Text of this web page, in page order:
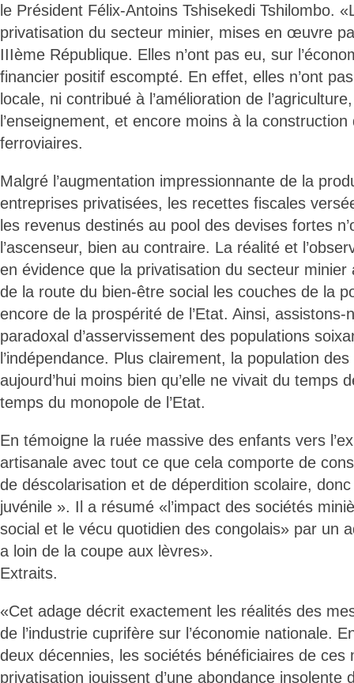
le Président Félix-Antoins Tshisekedi Tshilombo.
privatisation du secteur minier, mises en œuvre
IIIème République. Elles n’ont pas eu, sur
financier positif escompté. En effet, elles n’ont
locale, ni contribué à l’amélioration de
l’enseignement, et encore moins à la
ferroviaires.
Malgré l’augmentation impressionnante de la
entreprises privatisées, les recettes fiscales
les revenus destinés au pool des devises fortes
l’ascenseur, bien au contraire. La réalité et
en évidence que la privatisation du secteur minier
de la route du bien-être social les couches de la
encore de la prospérité de l’Etat. Ainsi,
paradoxal d’asservissement des populations
l’indépendance. Plus clairement, la population
aujourd’hui moins bien qu’elle ne vivait du temps
temps du monopole de l’Etat.
En témoigne la ruée massive des enfants vers
artisanale avec tout ce que cela comporte de
de déscolarisation et de déperdition scolaire,
juvénile ». Il a résumé «l’impact des sociétés
social et le vécu quotidien des congolais» par un
a loin de la coupe aux lèvres».
Extraits.
«Cet adage décrit exactement les réalités des
de l’industrie cuprifère sur l’économie nationale.
deux décennies, les sociétés bénéficiaires de ces
privatisation jouissent d’une abondance insolente